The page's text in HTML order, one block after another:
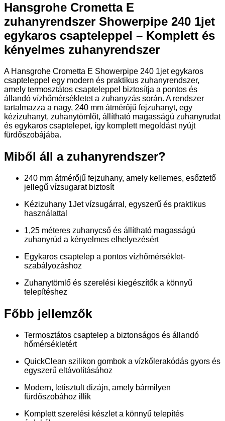
Hansgrohe Crometta E
zuhanyrendszer Showerpipe 240 1jet
egykaros csapteleppel – Komplett és
kényelmes zuhanyrendszer
A Hansgrohe Crometta E Showerpipe 240 1jet egykaros
csapteleppel egy modern és praktikus zuhanyrendszer,
amely termosztátos csapteleppel biztosítja a pontos és
állandó vízhőmérsékletet a zuhanyzás során. A rendszer
tartalmazza a nagy, 240 mm átmérőjű fejzuhanyt, egy
kézizuhanyt, zuhanytömlőt, állítható magasságú zuhanyrudat
és egykaros csaptelepet, így komplett megoldást nyújt
fürdőszobájába.
Miből áll a zuhanyrendszer?
240 mm átmérőjű fejzuhany, amely kellemes, esőztető
jellegű vízsugarat biztosít
Kézizuhany 1Jet vízsugárral, egyszerű és praktikus
használattal
1,25 méteres zuhanycső és állítható magasságú
zuhanyrúd a kényelmes elhelyezésért
Egykaros csaptelep a pontos vízhőmérséklet-
szabályozáshoz
Zuhanytömlő és szerelési kiegészítők a könnyű
telepítéshez
Főbb jellemzők
Termosztátos csaptelep a biztonságos és állandó
hőmérsékletért
QuickClean szilikon gombok a vízkőlerakódás gyors és
egyszerű eltávolításához
Modern, letisztult dizájn, amely bármilyen
fürdőszobához illik
Komplett szerelési készlet a könnyű telepítés